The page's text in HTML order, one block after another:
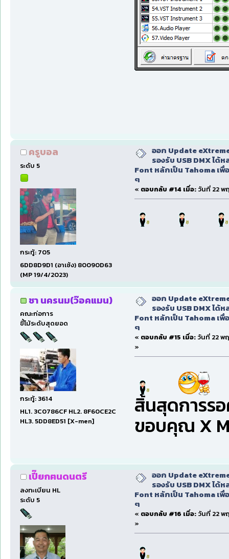
ครูบอล
ระดับ 5
กระทู้: 705
6DD8D9D1 (อาเซ้ง) 80090D63
(MP 19/4/2023)
ออก Update
รองรับ USB DMX ได้
Font หลักเป็น Tahoma เพื่
ๆ
« ตอบกลับ #14 เมื่อ: วันที่ 22 พ
ชา นครนม(ว๊อคแมน)
คณะก่อการ
ขี้โม้ระดับสุดยอด
กระทู้: 3614
HL1. 3C0786CF HL2. 8F60CE2C
HL3. 5DD8ED51 [X-men]
ออก Update
รองรับ USB DMX ได้
Font หลักเป็น Tahoma เพื่
ๆ
« ตอบกลับ #15 เมื่อ: วันที่ 22 พ
»
สิ้นสุดการรอ
ขอบคุณ X
เปี๊ยกฅนดนตรี
ลงทะเบียน HL
ระดับ 5
ออก Update
รองรับ USB DMX ได้
Font หลักเป็น Tahoma เพื่
ๆ
« ตอบกลับ #16 เมื่อ: วันที่ 22 พ
»